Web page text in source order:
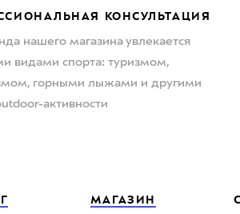
КОНСУЛЬТАЦИЯ
нашего магазина увлекается
видами спорта: туризмом,
горными лыжами и другими
активности
МАГАЗИН